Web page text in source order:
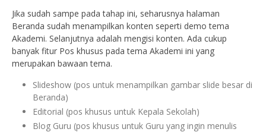
Jika sudah sampe pada tahap ini, seharusnya halaman
Beranda sudah menampilkan konten seperti demo tema
Akademi. Selanjutnya adalah mengisi konten. Ada cukup
banyak fitur Pos khusus pada tema Akademi ini yang
merupakan bawaan tema.
Slideshow (pos untuk menampilkan gambar slide besar di
Beranda)
Editorial (pos khusus untuk Kepala Sekolah)
Blog Guru (pos khusus untuk Guru yang ingin menulis